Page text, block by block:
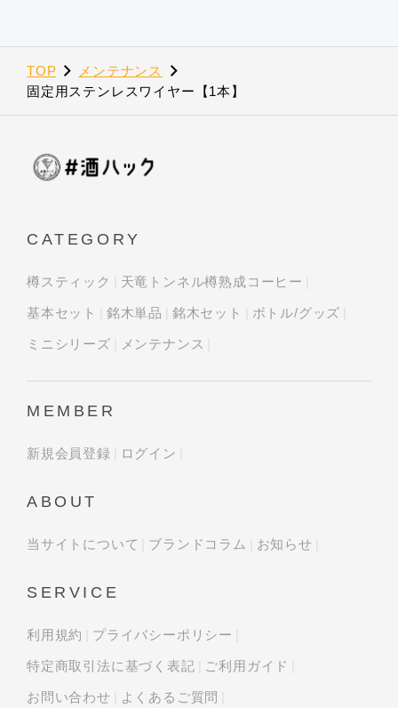
TOP
メンテナンス
固定用ステンレスワイヤー【1本】
CATEGORY
樽スティック 天竜トンネル樽熟成コーヒー
基本セット 銘木単品 銘木セット ボトル/グッズ
ミニシリーズ メンテナンス
MEMBER
新規会員登録 ログイン
ABOUT
当サイトについて ブランドコラム お知らせ
SERVICE
利用規約 プライバシーポリシー
特定商取引法に基づく表記 ご利用ガイド
お問い合わせ よくあるご質問